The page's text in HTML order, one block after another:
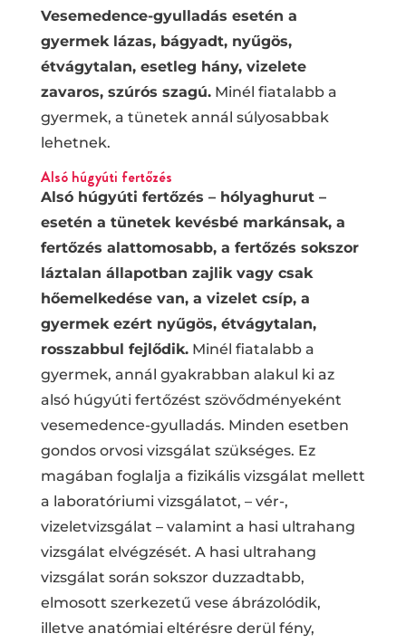
Vesemedence-gyulladás esetén a
gyermek lázas, bágyadt, nyűgös,
étvágytalan, esetleg hány, vizelete
zavaros, szúrós szagú.Minél fiatalabb a
gyermek, a tünetek annál súlyosabbak
lehetnek.
Alsó húgyúti fertőzés
Alsó húgyúti fertőzés – hólyaghurut –
esetén a tünetek kevésbé markánsak, a
fertőzés alattomosabb, a fertőzés sokszor
láztalan állapotban zajlik vagy csak
hőemelkedése van, a vizelet csíp, a
gyermek ezért nyűgös, étvágytalan,
rosszabbul fejlődik.Minél fiatalabb a
gyermek, annál gyakrabban alakul ki az
alsó húgyúti fertőzést szövődményeként
vesemedence-gyulladás. Minden esetben
gondos orvosi vizsgálat szükséges. Ez
magában foglalja a fizikális vizsgálat mellett
a laboratóriumi vizsgálatot, – vér-,
vizeletvizsgálat – valamint a hasi ultrahang
vizsgálat elvégzését. A hasi ultrahang
vizsgálat során sokszor duzzadtabb,
elmosott szerkezetű vese ábrázolódik,
illetve anatómiai eltérésre derül fény,